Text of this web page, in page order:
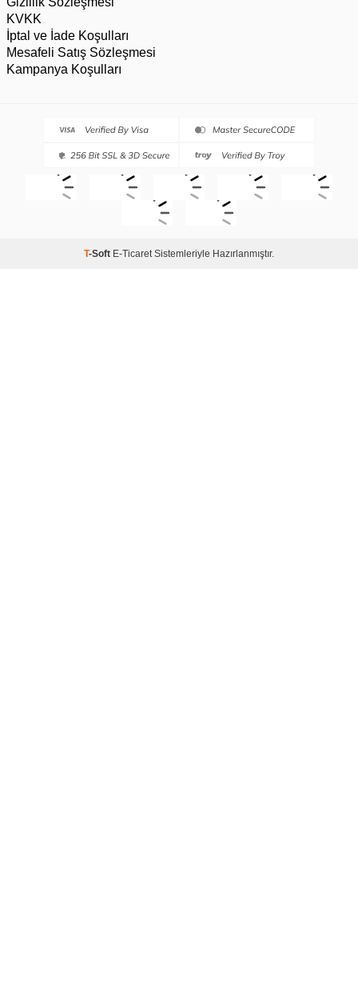
KVKK
İptal ve İade Koşulları
Mesafeli Satış Sözleşmesi
Kampanya Koşulları
T-Soft E-Ticaret Sistemleriyle Hazırlanmıştır.